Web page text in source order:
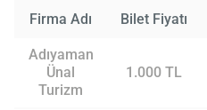
Firma Adı Bilet Fiyatı
Adıyaman
Ünal
Turizm
1.000 TL